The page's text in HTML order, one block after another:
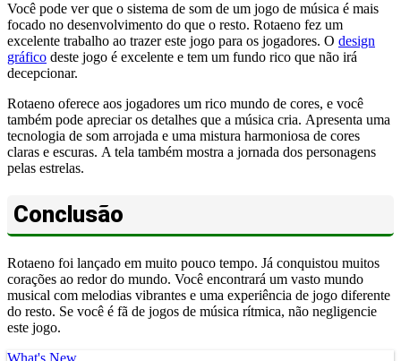
Você pode ver que o sistema de som de um jogo de música é mais
focado no desenvolvimento do que o resto. Rotaeno fez um
excelente trabalho ao trazer este jogo para os jogadores. O design
gráfico deste jogo é excelente e tem um fundo rico que não irá
decepcionar.
Rotaeno oferece aos jogadores um rico mundo de cores, e você
também pode apreciar os detalhes que a música cria. Apresenta uma
tecnologia de som arrojada e uma mistura harmoniosa de cores
claras e escuras. A tela também mostra a jornada dos personagens
pelas estrelas.
Conclusão
Rotaeno foi lançado em muito pouco tempo. Já conquistou muitos
corações ao redor do mundo. Você encontrará um vasto mundo
musical com melodias vibrantes e uma experiência de jogo diferente
do resto. Se você é fã de jogos de música rítmica, não negligencie
este jogo.
What's New